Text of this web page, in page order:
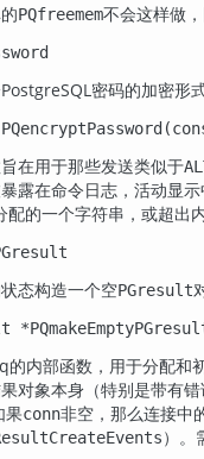
PQfreemem不会这样做
PostgreSQL 密码的加密形
在用于那些发送类似于
露在命令日志，活动显
配的一个字符串，或超出
态构造一个空PGresult
的内部函数，用于分配和
对象本身（特别是带有
果conn非空，那么连接中
）。